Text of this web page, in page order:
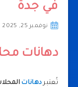
في جدة
نوفمبر 25, 2025
دهانات
تُعتبر دهانات